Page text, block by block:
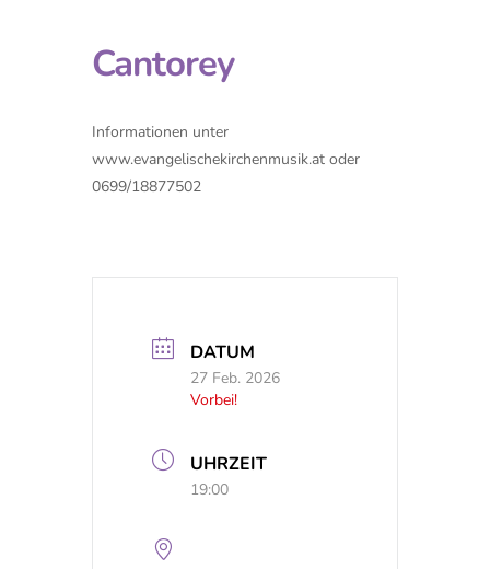
Cantorey
Informationen unter
www.evangelischekirchenmusik.at oder
0699/18877502
DATUM
27 Feb. 2026
Vorbei!
UHRZEIT
19:00